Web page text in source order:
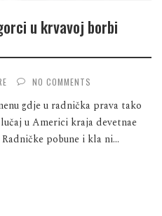
u krvavoj borbi
NO COMMENTS
gdje u radnička prava tako
u Americi kraja devetnae
pobune i kla ni...